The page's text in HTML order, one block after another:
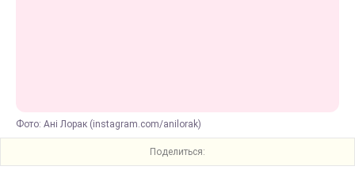
Фото: Ані Лорак (instagram.com/anilorak)
Поделиться: